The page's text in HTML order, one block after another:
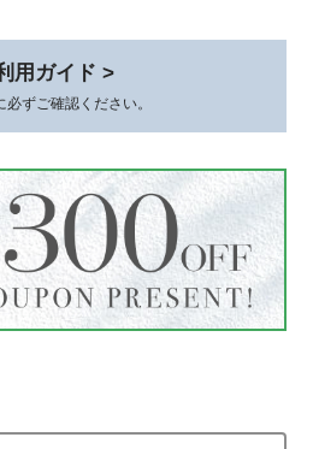
ら時間が経った今も、またこうし
を届けていただけて、本当に嬉し
。 身につけていて、褒めていた
をお届けできたことが何より励み
梱包についてもお言葉をいただ
りがとうございます。これからも
お届けしてまいります😊
ピアス シルバー925
用ガイド >
必ずご確認ください。